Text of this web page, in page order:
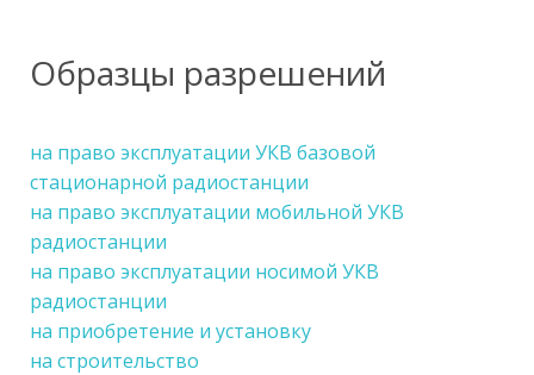
Образцы разрешений
на право эксплуатации УКВ базовой
стационарной радиостанции
на право эксплуатации мобильной УКВ
радиостанции
на право эксплуатации носимой УКВ
радиостанции
на приобретение и установку
на строительство